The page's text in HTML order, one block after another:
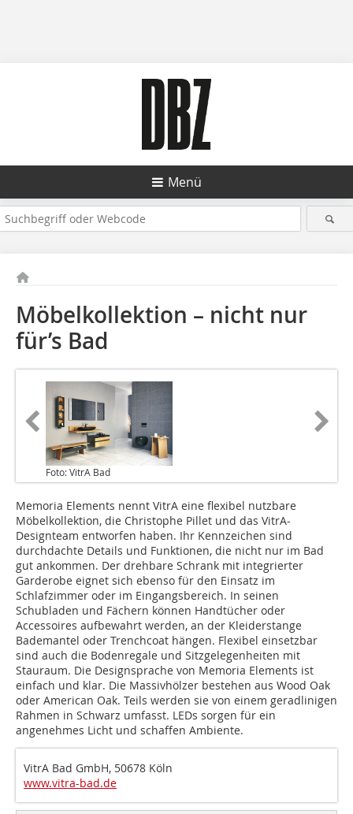
Menü
Möbelkollektion – nicht nur
für’s Bad
Foto: VitrA Bad
Memoria Elements nennt VitrA eine flexibel nutzbare
Möbelkollektion, die Christophe Pillet und das VitrA-
Designteam entworfen haben. Ihr Kennzeichen sind
durchdachte Details und Funktionen, die nicht nur im Bad
gut ankommen. Der drehbare Schrank mit integrierter
Garderobe eignet sich ebenso für den Einsatz im
Schlafzimmer oder im Eingangsbereich. In seinen
Schubladen und Fächern können Handtücher oder
Accessoires aufbewahrt werden, an der Kleiderstange
Bademantel oder Trenchcoat hängen. Flexibel einsetzbar
sind auch die Bodenregale und Sitzgelegenheiten mit
Stauraum. Die Designsprache von Memoria Elements ist
einfach und klar. Die Massivhölzer bestehen aus Wood Oak
oder American Oak. Teils werden sie von einem geradlinigen
Rahmen in Schwarz umfasst. LEDs sorgen für ein
angenehmes Licht und schaffen Ambiente.
VitrA Bad GmbH, 50678 Köln
www.vitra-bad.de